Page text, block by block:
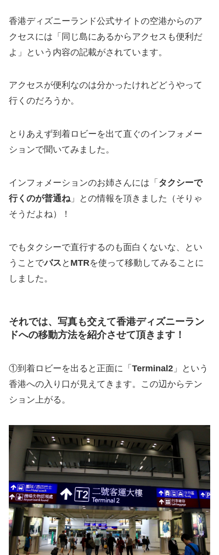
香港ディズニーランド公式サイトの空港からのア
クセスには「同じ島にあるからアクセスも便利だ
よ」という内容の記載がされています。
アクセスが便利なのは分かったけれどどうやって
行くのだろうか。
とりあえず到着ロビーを出て直ぐのインフォメー
ションで聞いてみました。
インフォメーションのお姉さんには「 タクシーで
行くのが普通ね」との情報を頂きました（そりゃ
そうだよね）！
でもタクシーで直行するのも面白くないな、とい
うことでバス と MTRを使って移動してみることに
しました。
それでは、写真も交えて香港ディズニーラン
ドへの移動方法を紹介させて頂きます！
①到着ロビーを出ると正面に「 Terminal2」という
香港への入り口が見えてきます。この辺からテン
ション上がる。